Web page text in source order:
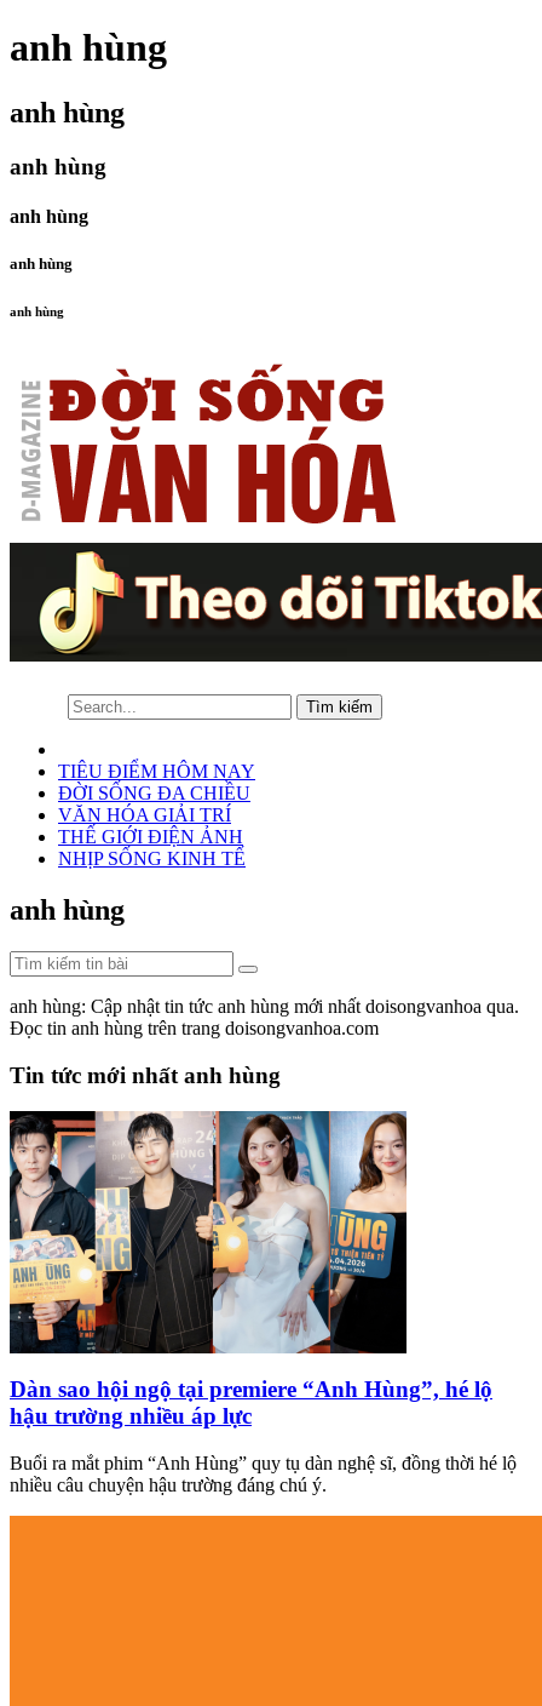
anh hùng
anh hùng
anh hùng
anh hùng
anh hùng
anh hùng
TIÊU ĐIỂM HÔM NAY
ĐỜI SỐNG ĐA CHIỀU
VĂN HÓA GIẢI TRÍ
THẾ GIỚI ĐIỆN ẢNH
NHỊP SỐNG KINH TẾ
anh hùng
anh hùng: Cập nhật tin tức anh hùng mới nhất doisongvanhoa qua.
Đọc tin anh hùng trên trang doisongvanhoa.com
Tin tức mới nhất anh hùng
Dàn sao hội ngộ tại premiere “Anh Hùng”, hé lộ
hậu trường nhiều áp lực
Buổi ra mắt phim “Anh Hùng” quy tụ dàn nghệ sĩ, đồng thời hé lộ
nhiều câu chuyện hậu trường đáng chú ý.